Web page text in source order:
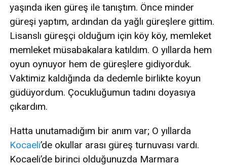
yaşında iken güreş ile tanıştım. Önce minder
güreşi yaptım, ardından da yağlı güreşlere gittim.
Lisanslı güreşçi olduğum için köy köy, memleket
memleket müsabakalara katıldım. O yıllarda hem
oyun oynuyor hem de güreşlere gidiyorduk.
Vaktimiz kaldığında da dedemle birlikte koyun
güdüyordum. Çocukluğumun tadını doyasıya
çıkardım.
Hatta unutamadığım bir anım var; O yıllarda
Kocaeli’de okullar arası güreş turnuvası vardı.
Kocaeli’de birinci olduğunuzda Marmara